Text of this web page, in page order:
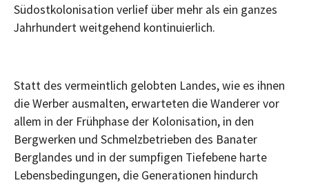
Südostkolonisation verlief über mehr als ein ganzes
Jahrhundert weitgehend kontinuierlich.
Statt des vermeintlich gelobten Landes, wie es ihnen
die Werber ausmalten, erwarteten die Wanderer vor
allem in der Frühphase der Kolonisation, in den
Bergwerken und Schmelzbetrieben des Banater
Berglandes und in der sumpfigen Tiefebene harte
Lebensbedingungen, die Generationen hindurch